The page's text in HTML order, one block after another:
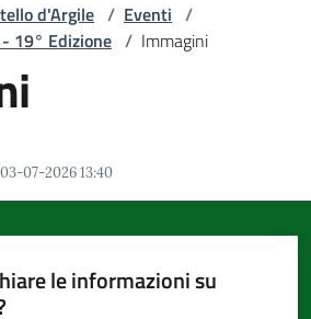
d'Argile / Eventi /
19° Edizione / Immagini
03-07-2026 13:40
le informazioni su